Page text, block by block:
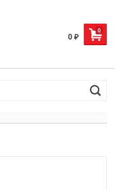
0
0 ₽